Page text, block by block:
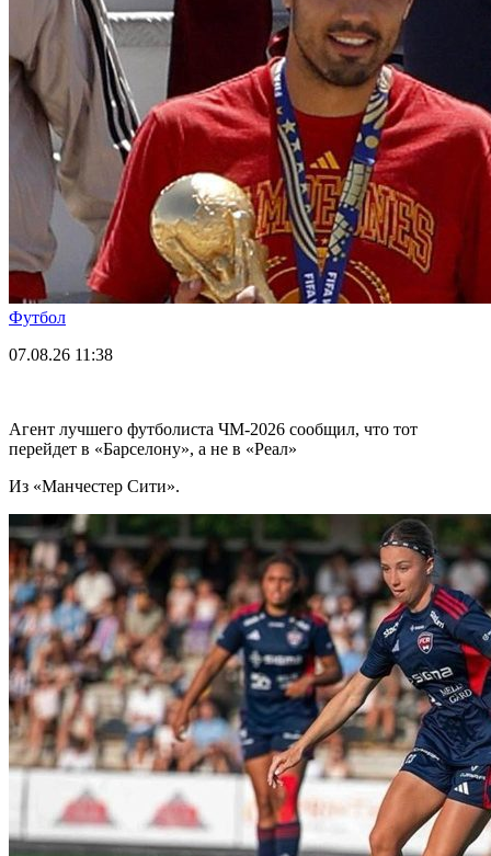
Футбол
07.08.26 11:38
Агент лучшего футболиста ЧМ-2026 cообщил, что тот
перейдет в «Барселону», а не в «Реал»
Из «Манчестер Сити».